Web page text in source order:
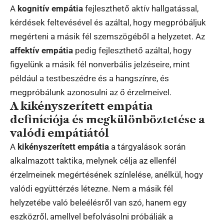
A kognitív empátia fejleszthető aktív hallgatással,
kérdések feltevésével és azáltal, hogy megpróbáljuk
megérteni a másik fél szemszögéből a helyzetet. Az
affektív empátia pedig fejleszthető azáltal, hogy
figyelünk a másik fél nonverbális jelzéseire, mint
például a testbeszédre és a hangszínre, és
megpróbálunk azonosulni az ő érzelmeivel.
A kikényszerített empátia
definíciója és megkülönböztetése a
valódi empátiától
A kikényszerített empátia a tárgyalások során
alkalmazott taktika, melynek célja az ellenfél
érzelmeinek megértésének színlelése, anélkül, hogy
valódi együttérzés létezne. Nem a másik fél
helyzetébe való beleélésről van szó, hanem egy
eszközről, amellyel befolyásolni próbálják a